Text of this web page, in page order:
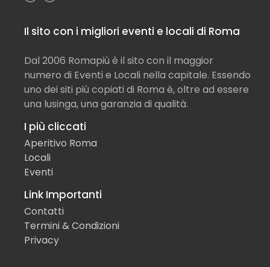
Il sito con i migliori eventi e locali di Roma
Dal 2006 Romapiù è il sito con il maggior
numero di Eventi e Locali nella capitale. Essendo
uno dei siti più copiati di Roma è, oltre ad essere
una lusinga, una garanzia di qualità.
I più cliccati
Aperitivo Roma
Locali
Eventi
Link Importanti
Contatti
Termini & Condizioni
Privacy